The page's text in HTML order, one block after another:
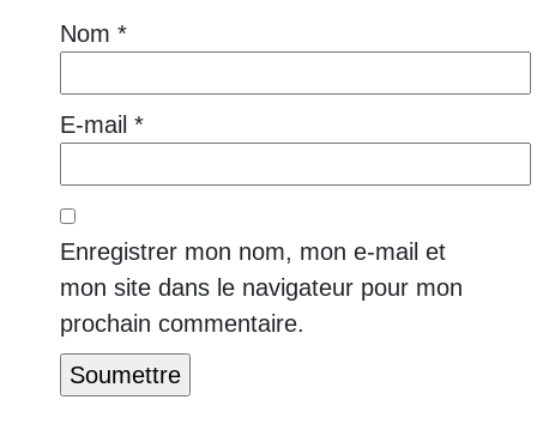
Nom *
E-mail *
Enregistrer mon nom, mon e-mail et
mon site dans le navigateur pour mon
prochain commentaire.